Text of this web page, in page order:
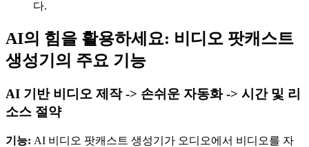
다.
AI의 힘을 활용하세요: 비디오 팟캐스트
생성기의 주요 기능
AI 기반 비디오 제작 -> 손쉬운 자동화 -> 시간 및 리
소스 절약
기능: AI 비디오 팟캐스트 생성기가 오디오에서 비디오를 자